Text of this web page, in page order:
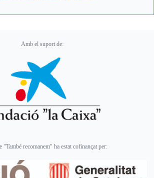
Amb el suport de:
"També recomanem" ha estat cofinançat per: